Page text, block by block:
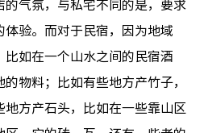
气氛，与私宅不同的是，要求
体验。而对于民宿，因为地域
如在一个山水之间的民宿酒
物料；比如有些地方产竹子，
方产石头，比如在一些靠山区